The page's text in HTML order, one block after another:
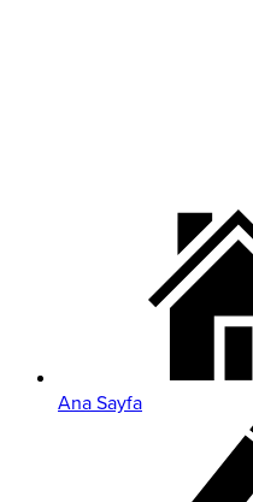
Ana Sayfa